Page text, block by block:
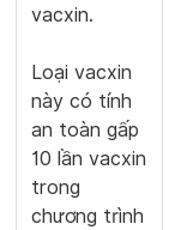
vacxin.
Loại vacxin
này có tính
an toàn gấp
10 lần vacxin
trong
chương trình